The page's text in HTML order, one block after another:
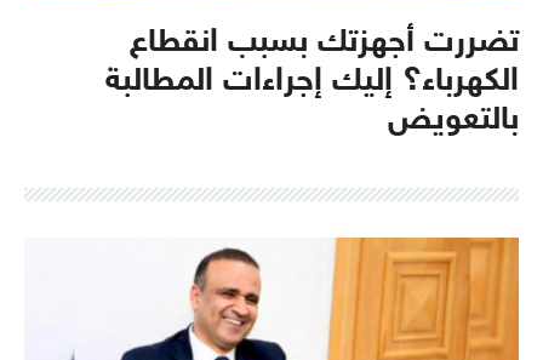
تضررت أجهزتك بسبب انقطاع
الكهرباء؟ إليك إجراءات المطالبة
بالتعويض